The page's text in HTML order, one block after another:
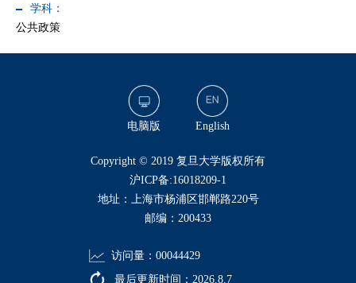
学科：
公共政策
电脑版 English
​Copyright © 2019 复旦大学版权所有
沪ICP备:16018209-1
地址：上海市杨浦区邯郸路220号
邮编：200433
访问量： 00044429
最后更新时间： 2026 8 7